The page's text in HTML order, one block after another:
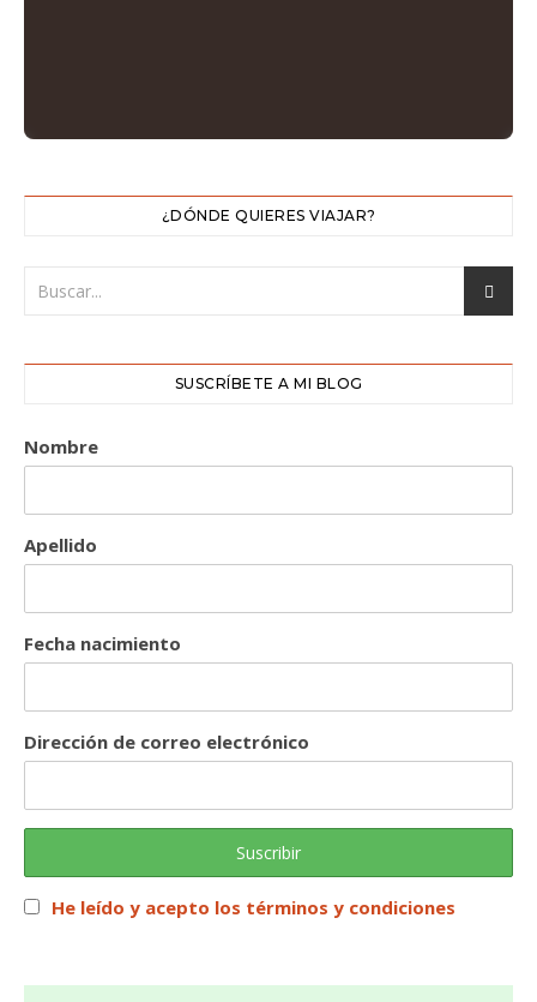
¿DÓNDE QUIERES VIAJAR?
SUSCRÍBETE A MI BLOG
Nombre
Apellido
Fecha nacimiento
Dirección de correo electrónico
He leído y acepto los términos y condiciones